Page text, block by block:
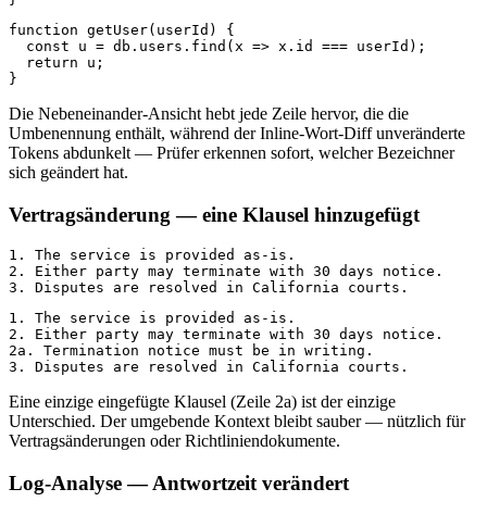
function getUser(userId) {
  const u = db.users.find(x => x.id === userId);
  return u;
}
Die Nebeneinander-Ansicht hebt jede Zeile hervor, die die
Umbenennung enthält, während der Inline-Wort-Diff unveränderte
Tokens abdunkelt — Prüfer erkennen sofort, welcher Bezeichner
sich geändert hat.
Vertragsänderung — eine Klausel hinzugefügt
1. The service is provided as-is.
2. Either party may terminate with 30 days notice.
3. Disputes are resolved in California courts.
1. The service is provided as-is.
2. Either party may terminate with 30 days notice.
2a. Termination notice must be in writing.
3. Disputes are resolved in California courts.
Eine einzige eingefügte Klausel (Zeile 2a) ist der einzige
Unterschied. Der umgebende Kontext bleibt sauber — nützlich für
Vertragsänderungen oder Richtliniendokumente.
Log-Analyse — Antwortzeit verändert